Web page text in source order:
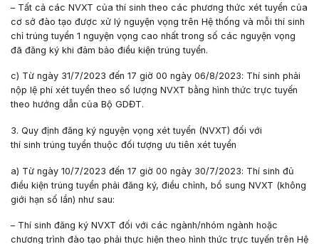
– Tất cả các NVXT của thí sinh theo các phương thức xét tuyển của
cơ sở đào tạo được xử lý nguyện vọng trên Hệ thống và mỗi thí sinh
chỉ trúng tuyển 1 nguyện vọng cao nhất trong số các nguyện vọng
đã đăng ký khi đảm bảo điều kiện trúng tuyển.
c) Từ ngày 31/7/2023 đến 17 giờ 00 ngày 06/8/2023: Thí sinh phải
nộp lệ phí xét tuyển theo số lượng NVXT bằng hình thức trực tuyến
theo hướng dẫn của Bộ GDĐT.
3. Quy định đăng ký nguyện vọng xét tuyển (NVXT) đối với
thí sinh trúng tuyển thuộc đối tượng ưu tiên xét tuyển
a) Từ ngày 10/7/2023 đến 17 giờ 00 ngày 30/7/2023: Thí sinh đủ
điều kiện trúng tuyển phải đăng ký, điều chỉnh, bổ sung NVXT (không
giới hạn số lần) như sau:
– Thí sinh đăng ký NVXT đối với các ngành/nhóm ngành hoặc
chương trình đào tạo phải thực hiện theo hình thức trực tuyến trên Hệ